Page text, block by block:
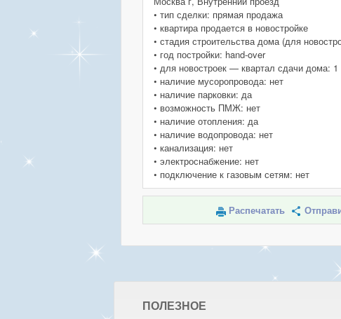
• тип сделки: прямая продажа
• квартира продается в новостройке
• стадия строительства дома (для
• год постройки: hand-over
• для новостроек — квартал сдачи дома: 1
• наличие мусоропровода: нет
• наличие парковки: да
• возможность ПМЖ: нет
• наличие отопления: да
• наличие водопровода: нет
• канализация: нет
• электроснабжение: нет
• подключение к газовым сетям: нет
Распечатать
ПОЛЕЗНОЕ